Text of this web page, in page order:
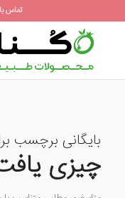
تماس با
بایگانی برچسب
چیزی